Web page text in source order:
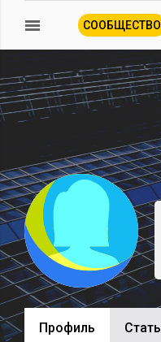
СООБЩЕСТВО
Профиль